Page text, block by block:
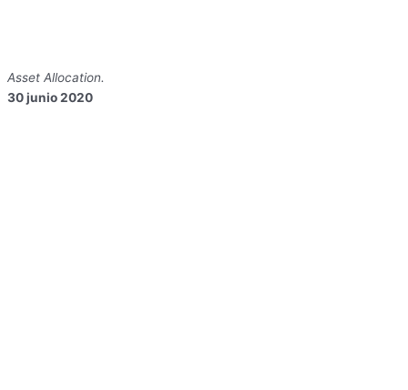
Asset Allocation.
30 junio 2020